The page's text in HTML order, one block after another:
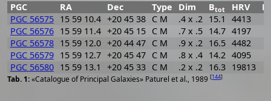
«Catalogue of Principal Galaxies» Paturel et al., 1989 [144]
PGC RA Dec Type Dim Btot HRV
PGC 56575 15 59 10.4 +20 45 38 C M .4 x .2 15.1
4413
PGC 56576 15 59 11.4 +20 45 15 C M .7 x .5 14.7 4197
PGC 56578 15 59 12.0 +20 44 47 C M .9 x .2 16.5 4482
PGC 56579 15 59 12.7 +20 45 47 C M .8 x .4 14.2 4095
PGC 56580 15 59 13.1 +20 45 33 C M .2 x .2 16.3 19813